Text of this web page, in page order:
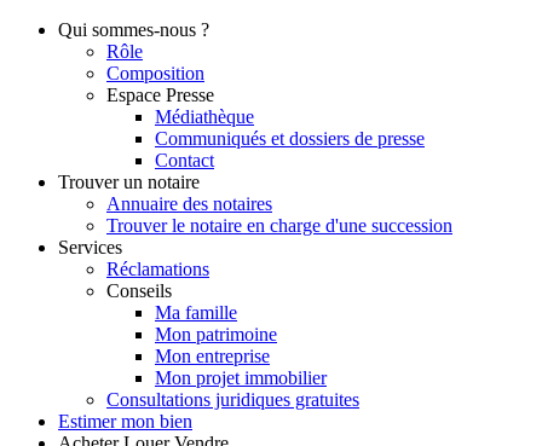
Qui sommes-nous ?
Rôle
Composition
Espace Presse
Médiathèque
Communiqués et dossiers de presse
Contact
Trouver un notaire
Annuaire des notaires
Trouver le notaire en charge d'une succession
Services
Réclamations
Conseils
Ma famille
Mon patrimoine
Mon entreprise
Mon projet immobilier
Consultations juridiques gratuites
Estimer mon bien